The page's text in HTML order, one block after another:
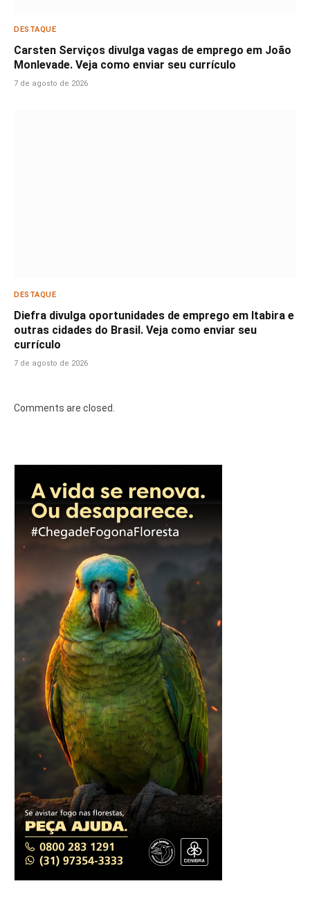
DESTAQUE
Carsten Serviços divulga vagas de emprego em João
Monlevade. Veja como enviar seu currículo
7 de agosto de 2026
DESTAQUE
Diefra divulga oportunidades de emprego em Itabira e
outras cidades do Brasil. Veja como enviar seu
currículo
7 de agosto de 2026
Comments are closed.